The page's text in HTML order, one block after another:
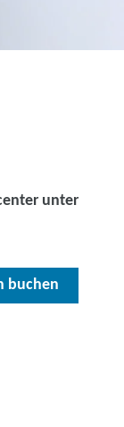
unter
buchen